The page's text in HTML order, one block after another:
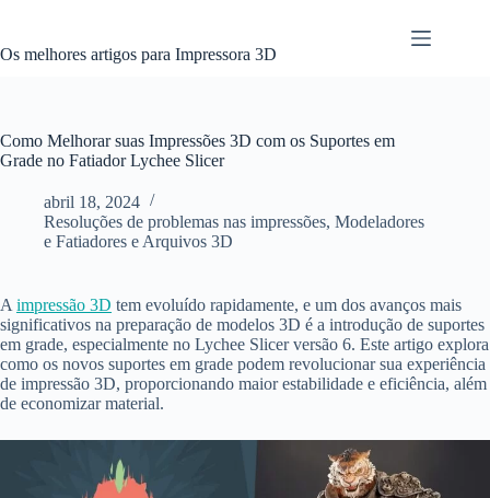
o
Os melhores artigos para Impressora 3D
Como Melhorar suas Impressões 3D com os Suportes em
Grade no Fatiador Lychee Slicer
abril 18, 2024
Resoluções de problemas nas impressões, Modeladores
e Fatiadores e Arquivos 3D
A impressão 3D tem evoluído rapidamente, e um dos avanços mais
significativos na preparação de modelos 3D é a introdução de suportes
em grade, especialmente no Lychee Slicer versão 6. Este artigo explora
como os novos suportes em grade podem revolucionar sua experiência
de impressão 3D, proporcionando maior estabilidade e eficiência, além
de economizar material.